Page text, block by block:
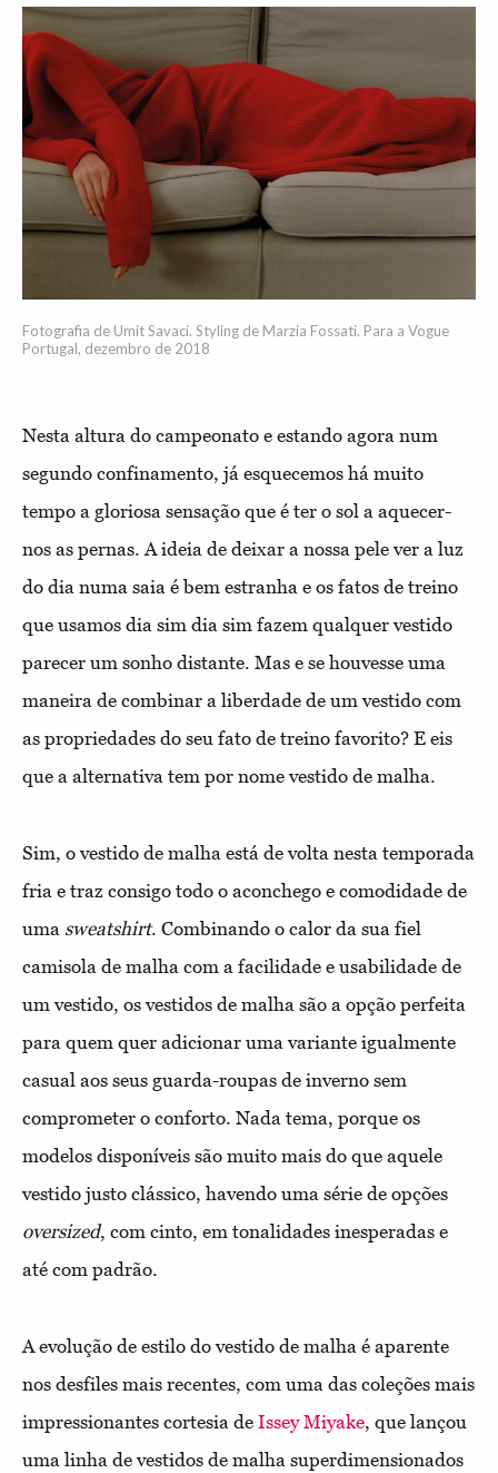
Fotografia de Umit Savaci. Styling de Marzia Fossati. Para a Vogue
Portugal, dezembro de 2018
Nesta altura do campeonato e estando agora num
segundo confinamento, já esquecemos há muito
tempo a gloriosa sensação que é ter o sol a aquecer-
nos as pernas. A ideia de deixar a nossa pele ver a luz
do dia numa saia é bem estranha e os fatos de treino
que usamos dia sim dia sim fazem qualquer vestido
parecer um sonho distante. Mas e se houvesse uma
maneira de combinar a liberdade de um vestido com
as propriedades do seu fato de treino favorito? E eis
que a alternativa tem por nome vestido de malha.
Sim, o vestido de malha está de volta nesta temporada
fria e traz consigo todo o aconchego e comodidade de
uma sweatshirt. Combinando o calor da sua fiel
camisola de malha com a facilidade e usabilidade de
um vestido, os vestidos de malha são a opção perfeita
para quem quer adicionar uma variante igualmente
casual aos seus guarda-roupas de inverno sem
comprometer o conforto. Nada tema, porque os
modelos disponíveis são muito mais do que aquele
vestido justo clássico, havendo uma série de opções
oversized, com cinto, em tonalidades inesperadas e
até com padrão.
A evolução de estilo do vestido de malha é aparente
nos desfiles mais recentes, com uma das coleções mais
impressionantes cortesia de Issey Miyake, que lançou
uma linha de vestidos de malha superdimensionados